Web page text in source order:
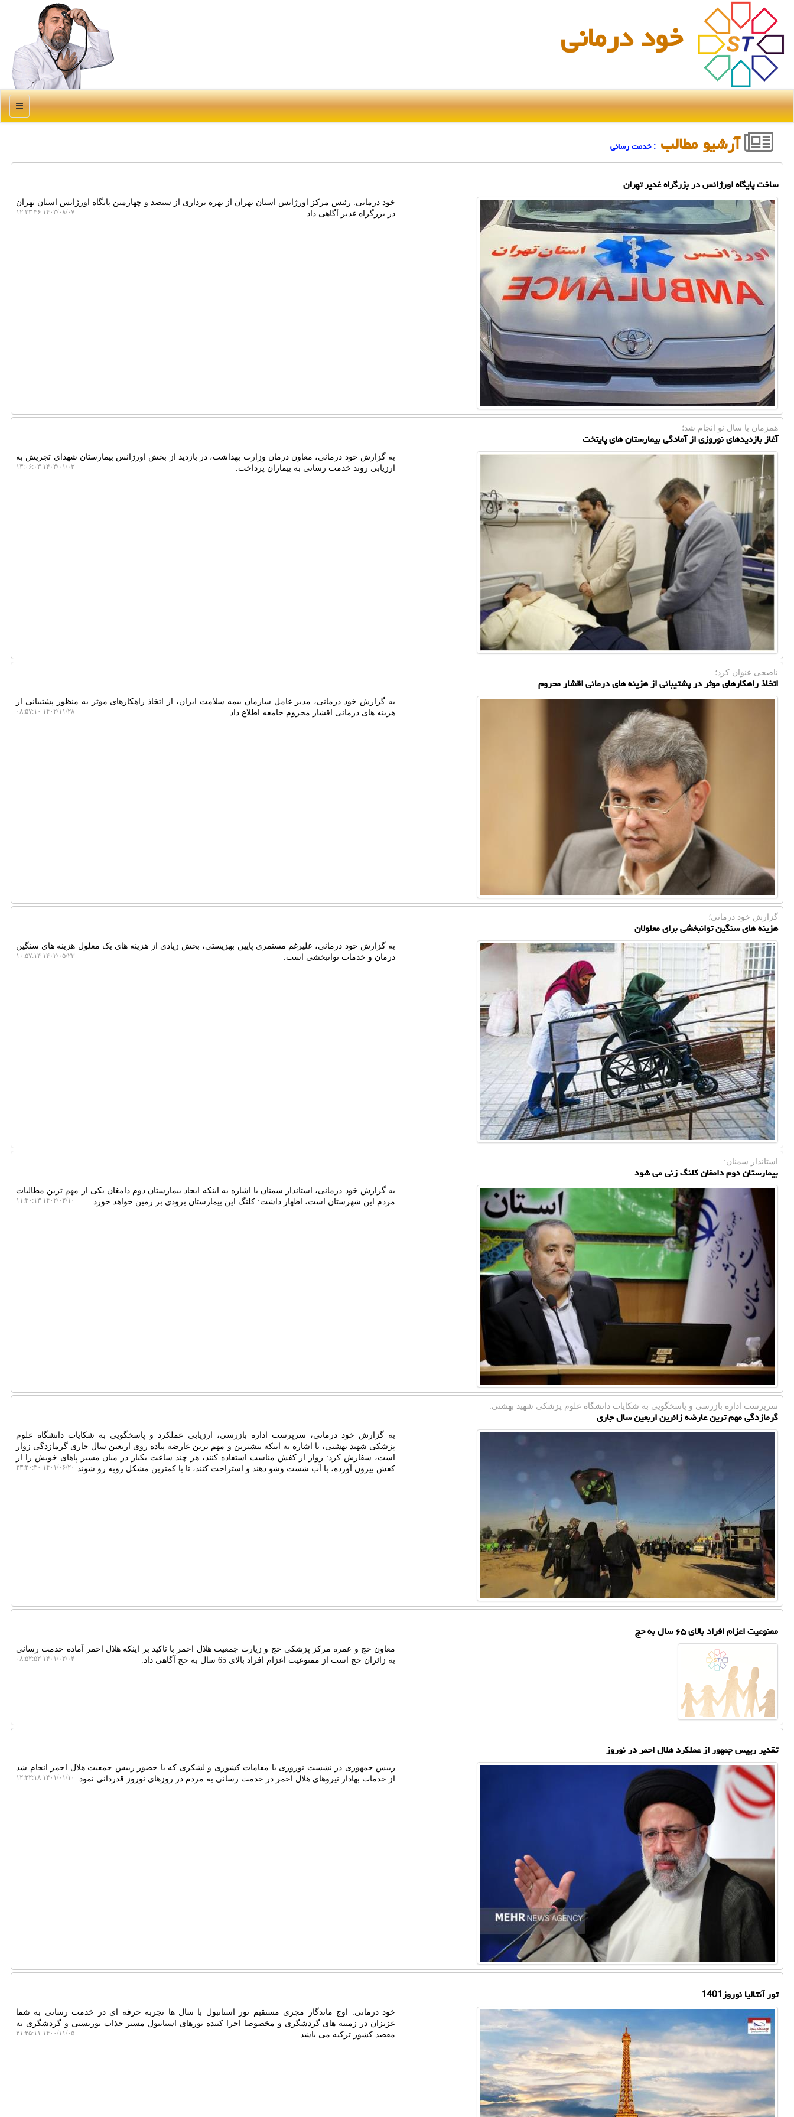
خود درمانی
منو
آرشیو مطالب : خدمت رسانی
ساخت پایگاه اورژانس در بزرگراه غدیر تهران
خود درمانی: رئیس مرکز اورژانس استان تهران از بهره برداری از سیصد و چهارمین پایگاه اورژانس استان تهران
در بزرگراه غدیر آگاهی داد.
۱۴۰۳/۰۸/۰۷ ۱۲:۲۳:۴۶
همزمان با سال نو انجام شد؛
آغاز بازدیدهای نوروزی از آمادگی بیمارستان های پایتخت
به گزارش خود درمانی، معاون درمان وزارت بهداشت، در بازدید از بخش اورژانس بیمارستان شهدای تجریش به
ارزیابی روند خدمت رسانی به بیماران پرداخت.
۱۴۰۳/۰۱/۰۳ ۱۳:۰۶:۰۳
ناصحی عنوان كرد؛
اتخاذ راهکارهای موثر در پشتیبانی از هزینه های درمانی اقشار محروم
به گزارش خود درمانی، مدیر عامل سازمان بیمه سلامت ایران، از اتخاذ راهکارهای موثر به منظور پشتیبانی از
هزینه های درمانی اقشار محروم جامعه اطلاع داد.
۱۴۰۲/۱۱/۲۸ ۰۸:۵۷:۱۰
گزارش خود درمانی؛
هزینه های سنگین توانبخشی برای معلولان
به گزارش خود درمانی، علیرغم مستمری پایین بهزیستی، بخش زیادی از هزینه های یک معلول هزینه های سنگین
درمان و خدمات توانبخشی است.
۱۴۰۲/۰۵/۲۳ ۱۰:۵۷:۱۴
استاندار سمنان:
بیمارستان دوم دامغان کلنگ زنی می شود
به گزارش خود درمانی، استاندار سمنان با اشاره به اینکه ایجاد بیمارستان دوم دامغان یکی از مهم ترین مطالبات
مردم این شهرستان است، اظهار داشت: کلنگ این بیمارستان بزودی بر زمین خواهد خورد.
۱۴۰۲/۰۲/۱۰ ۱۱:۴۰:۱۳
سرپرست اداره بازرسی و پاسخگویی به شكایات دانشگاه علوم پزشكی شهید بهشتی:
گرمازدگی مهم ترین عارضه زائرین اربعین سال جاری
به گزارش خود درمانی، سرپرست اداره بازرسی، ارزیابی عملکرد و پاسخگویی به شکایات دانشگاه علوم
پزشکی شهید بهشتی، با اشاره به اینکه بیشترین و مهم ترین عارضه پیاده روی اربعین سال جاری گرمازدگی زوار
است، سفارش کرد: زوار از کفش مناسب استفاده کنند، هر چند ساعت یکبار در میان مسیر پاهای خویش را از
کفش بیرون آورده، با آب شست وشو دهند و استراحت کنند، تا با کمترین مشکل روبه رو شوند. ۱۴۰۱/۰۶/۲۰ ۲۳:۲۰:۴۰
ممنوعیت اعزام افراد بالای ۶۵ سال به حج
معاون حج و عمره مرکز پزشکی حج و زیارت جمعیت هلال احمر با تاکید بر اینکه هلال احمر آماده خدمت رسانی
به زائران حج است از ممنوعیت اعزام افراد بالای 65 سال به حج آگاهی داد.
۱۴۰۱/۰۲/۰۴ ۰۸:۵۲:۵۲
تقدیر رییس جمهور از عملکرد هلال احمر در نوروز
رییس جمهوری در نشست نوروزی با مقامات کشوری و لشکری که با حضور رییس جمعیت هلال احمر انجام شد
از خدمات بهادار نیروهای هلال احمر در خدمت رسانی به مردم در روزهای نوروز قدردانی نمود. ۱۴۰۱/۰۱/۱۰ ۱۲:۲۲:۱۸
تور آنتالیا نوروز1401
خود درمانی: اوج ماندگار مجری مستقیم تور استانبول با سال ها تجربه حرفه ای در خدمت رسانی به شما
عزیزان در زمینه های گردشگری و مخصوصا اجرا کننده تورهای استانبول مسیر جذاب توریستی و گردشگری به
مقصد کشور ترکیه می باشد.
۱۴۰۰/۱۱/۰۵ ۲۱:۲۵:۱۱